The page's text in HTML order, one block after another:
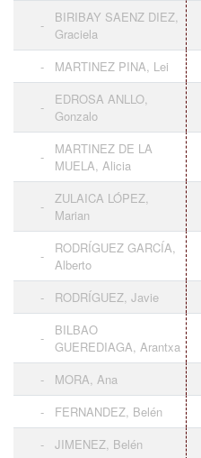
-
BIRIBAY SAENZ DIEZ,
Graciela
- MARTINEZ PINA, Lei
-
EDROSA ANLLO,
Gonzalo
-
MARTINEZ DE LA
MUELA, Alicia
-
ZULAICA LÓPEZ,
Marian
-
RODRÍGUEZ GARCÍA,
Alberto
- RODRÍGUEZ, Javie
-
BILBAO
GUEREDIAGA, Arantxa
- MORA, Ana
-
FERNANDEZ, Belén
-
JIMENEZ, Belén